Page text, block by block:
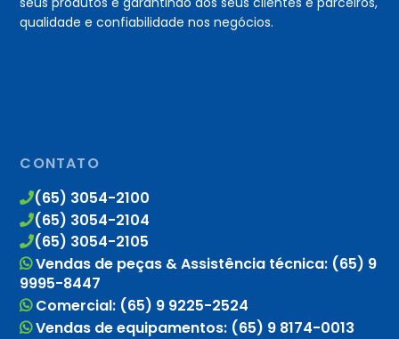
qualidade e confiabilidade nos negócios.
CONTATO
(65) 3054-2100
(65) 3054-2104
(65) 3054-2105
Vendas de peças & Assistência técnica: (65) 9
9995-8447
Comercial: (65) 9 9225-2524
Vendas de equipamentos: (65) 9 8174-0013